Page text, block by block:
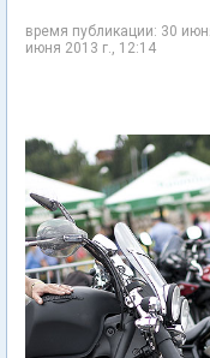
время публикации: 30
июня 2013 г., 12:14